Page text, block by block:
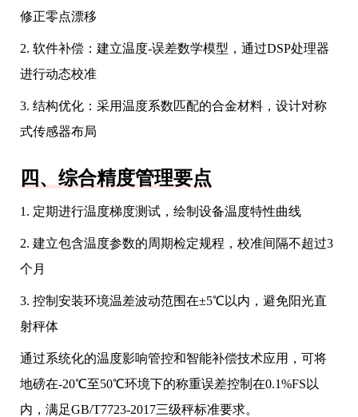
修正零点漂移
2. 软件补偿：建立温度-误差数学模型，通过DSP处理器
进行动态校准
3. 结构优化：采用温度系数匹配的合金材料，设计对称
式传感器布局
四、综合精度管理要点
1. 定期进行温度梯度测试，绘制设备温度特性曲线
2. 建立包含温度参数的周期检定规程，校准间隔不超过3
个月
3. 控制安装环境温差波动范围在±5℃以内，避免阳光直
射秤体
通过系统化的温度影响管控和智能补偿技术应用，可将
地磅在-20℃至50℃环境下的称重误差控制在0.1%FS以
内，满足GB/T7723-2017三级秤标准要求。